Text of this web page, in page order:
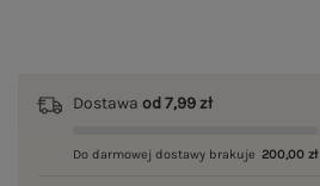
Dostawa od 7,99 zł
Do darmowej dostawy brakuje 200,00 zł